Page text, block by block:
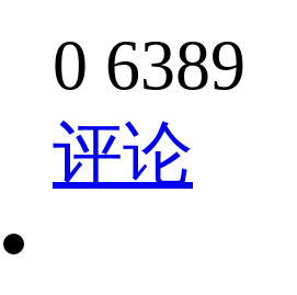
0 6389
评论